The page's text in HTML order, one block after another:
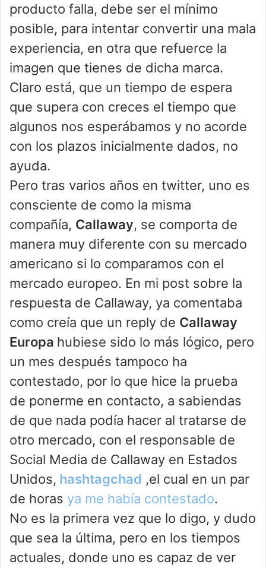
producto falla, debe ser el mínimo
posible, para intentar convertir una mala
experiencia, en otra que refuerce la
imagen que tienes de dicha marca.
Claro está, que un tiempo de espera
que supera con creces el tiempo que
algunos nos esperábamos y no acorde
con los plazos inicialmente dados, no
ayuda.
Pero tras varios años en twitter, uno es
consciente de como la misma
compañía, Callaway, se comporta de
manera muy diferente con su mercado
americano si lo comparamos con el
mercado europeo. En mi post sobre la
respuesta de Callaway, ya comentaba
como creía que un reply de Callaway
Europa hubiese sido lo más lógico, pero
un mes después tampoco ha
contestado, por lo que hice la prueba
de ponerme en contacto, a sabiendas
de que nada podía hacer al tratarse de
otro mercado, con el responsable de
Social Media de Callaway en Estados
Unidos, hashtagchad ,el cual en un par
de horas ya me había contestado.
No es la primera vez que lo digo, y dudo
que sea la última, pero en los tiempos
actuales, donde uno es capaz de ver